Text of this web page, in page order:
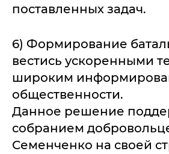
поставленных задач.
6) Формирование
вестись ускоренными
широким
общественности.
Данное решение
собранием
Семенченко на своей